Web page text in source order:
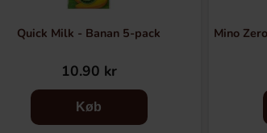
Quick Milk - Banan 5-pack
10.90 kr
Køb
Mino